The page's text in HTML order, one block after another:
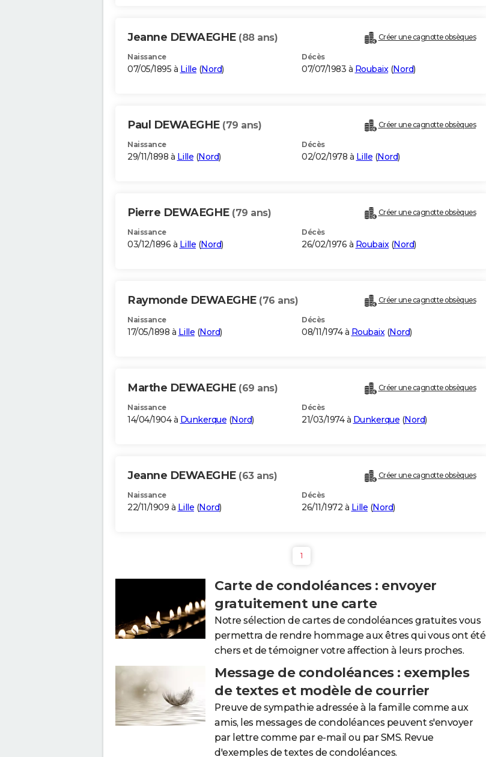
Jeanne DEWAEGHE (88 ans) Créer une cagnotte obsèques
Naissance
07/05/1895 à Lille (Nord)
Décès
07/07/1983 à Roubaix(Nord)
Paul DEWAEGHE (79 ans) Créer une cagnotte obsèques
Naissance
29/11/1898 à Lille (Nord)
Décès
02/02/1978 à Lille (Nord)
Pierre DEWAEGHE (79 ans) Créer une cagnotte obsèques
Naissance
03/12/1896 à Lille (Nord)
Décès
26/02/1976 à Roubaix(Nord)
Raymonde DEWAEGHE (76 ans) Créer une cagnotte obsèques
Naissance
17/05/1898 à Lille (Nord)
Décès
08/11/1974 à Roubaix(Nord)
Marthe DEWAEGHE (69 ans) Créer une cagnotte obsèques
Naissance
14/04/1904 à Dunkerque (Nord)
Décès
21/03/1974 à Dunkerque (Nord)
Jeanne DEWAEGHE (63 ans) Créer une cagnotte obsèques
Naissance
22/11/1909 à Lille (Nord)
Décès
26/11/1972 à Lille (Nord)
1
Carte de condoléances : envoyer
gratuitement une carte
Notre sélection de cartes de condoléances gratuites vous
permettra de rendre hommage aux êtres qui vous ont été
chers et de témoigner votre affection à leurs proches.
Message de condoléances : exemples
de textes et modèle de courrier
Preuve de sympathie adressée à la famille comme aux
amis, les messages de condoléances peuvent s'envoyer
par lettre comme par e-mail ou par SMS. Revue
d'exemples de textes de condoléances.